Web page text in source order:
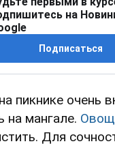
на
Подписаться
пикнике очень
на мангале. Овощ
Для